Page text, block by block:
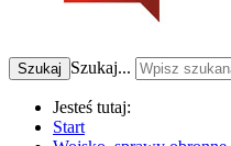
Szukaj Szukaj...
Jesteś tutaj:
Start